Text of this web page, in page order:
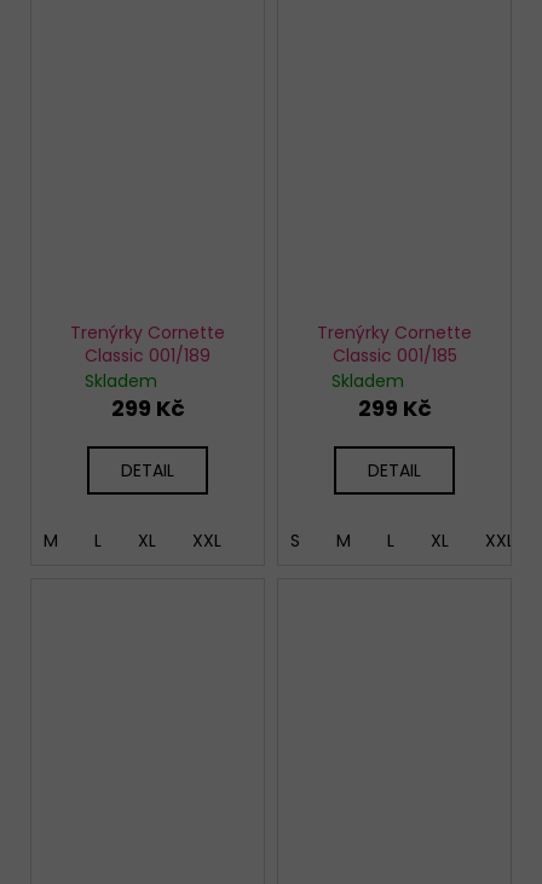
Trenýrky Cornette
Classic 001/189
Skladem
299 Kč
DETAIL
M L XL XXL
Trenýrky Cornette
Classic 001/185
Skladem
299 Kč
DETAIL
S M L XL XXL